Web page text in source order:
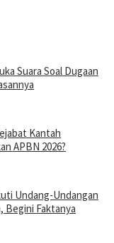
Suara Soal Dugaan
Kantah
APBN 2026?
Undang-Undangan
Begini Faktanya